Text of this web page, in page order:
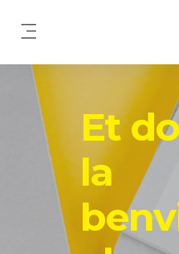
Et
la